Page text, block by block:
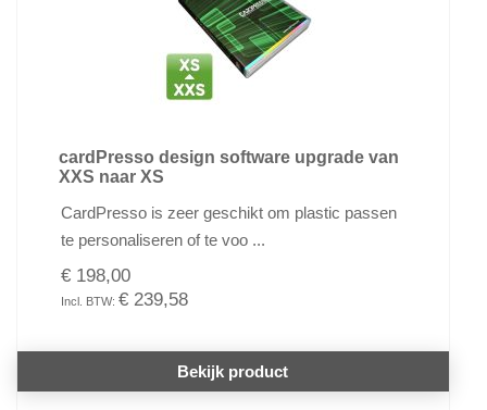
cardPresso design software upgrade van
XXS naar XS
CardPresso is zeer geschikt om plastic passen
te personaliseren of te voo ...
€ 198,00
€ 239,58
Bekijk product